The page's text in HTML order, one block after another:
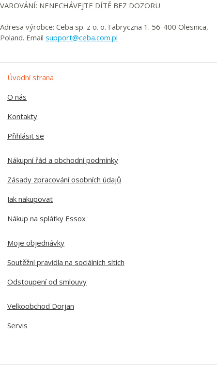
VAROVÁNÍ: NENECHÁVEJTE DÍTĚ BEZ DOZORU
Adresa výrobce: Ceba sp. z o. o. Fabryczna 1. 56-400 Olesnica,
Poland. Email support@ceba.com.pl
Úvodní strana
O nás
Kontakty
Přihlásit se
Nákupní řád a obchodní podmínky
Zásady zpracování osobních údajů
Jak nakupovat
Nákup na splátky Essox
Moje objednávky
Soutěžní pravidla na sociálních sítích
Odstoupení od smlouvy
Velkoobchod Dorjan
Servis